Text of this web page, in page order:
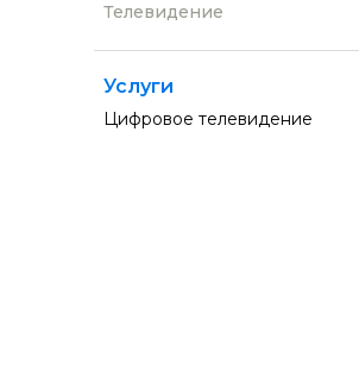
Телевидение
Услуги
Цифровое телевидение